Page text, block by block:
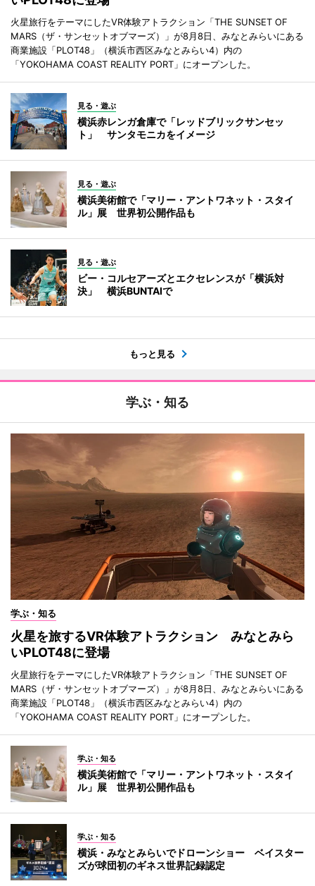
火星旅行をテーマにしたVR体験アトラクション「THE SUNSET OF
MARS（ザ・サンセットオブマーズ）」が8月8日、みなとみらいにある
商業施設「PLOT48」（横浜市西区みなとみらい4）内の
「YOKOHAMA COAST REALITY PORT」にオープンした。
見る・遊ぶ
横浜赤レンガ倉庫で「レッドブリックサンセッ
ト」 サンタモニカをイメージ
見る・遊ぶ
横浜美術館で「マリー・アントワネット・スタイ
ル」展 世界初公開作品も
見る・遊ぶ
ビー・コルセアーズとエクセレンスが「横浜対
決」 横浜BUNTAIで
もっと見る
学ぶ・知る
学ぶ・知る
火星を旅するVR体験アトラクション みなとみら
いPLOT48に登場
火星旅行をテーマにしたVR体験アトラクション「THE SUNSET OF
MARS（ザ・サンセットオブマーズ）」が8月8日、みなとみらいにある
商業施設「PLOT48」（横浜市西区みなとみらい4）内の
「YOKOHAMA COAST REALITY PORT」にオープンした。
学ぶ・知る
横浜美術館で「マリー・アントワネット・スタイ
ル」展 世界初公開作品も
学ぶ・知る
横浜・みなとみらいでドローンショー ベイスター
ズが球団初のギネス世界記録認定